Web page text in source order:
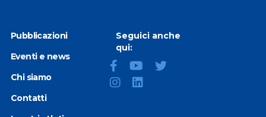
Pubblicazioni
Eventi e news
Chi siamo
Contatti
Seguici anche
qui: